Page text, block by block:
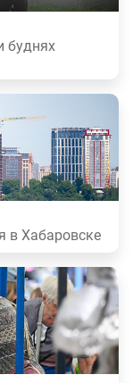
буднях
в Хабаровске